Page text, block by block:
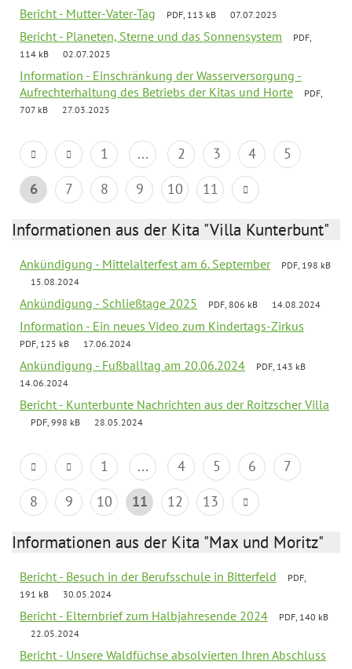
Bericht - Mutter-Vater-Tag PDF, 113 kB 07.07.2025
Bericht - Planeten, Sterne und das Sonnensystem
PDF,
114 kB
02.07.2025
Information - Einschränkung der Wasserversorgung -
Aufrechterhaltung des Betriebs der Kitas und Horte
PDF,
707 kB
27.03.2025
1 ... 2 3 4
5
6
7 8 9 10 11
Informationen aus der Kita "Villa Kunterbunt"
Ankündigung - Mittelalterfest am 6. September
PDF, 198 kB
15.08.2024
Ankündigung - Schließtage 2025 PDF, 806 kB 14.08.2024
Information - Ein neues Video zum Kindertags-Zirkus
PDF, 125 kB 17.06.2024
Ankündigung - Fußballtag am 20.06.2024
PDF, 143 kB
14.06.2024
Bericht - Kunterbunte Nachrichten aus der Roitzscher Villa
PDF, 998 kB 28.05.2024
1 ... 4 5 6
7
8
9 10 11 12 13
Informationen aus der Kita "Max und Moritz"
Bericht - Besuch in der Berufsschule in Bitterfeld
PDF,
191 kB
30.05.2024
Bericht - Elternbrief zum Halbjahresende 2024
PDF, 140 kB
22.05.2024
Bericht - Unsere Waldfüchse absolvierten Ihren Abschluss